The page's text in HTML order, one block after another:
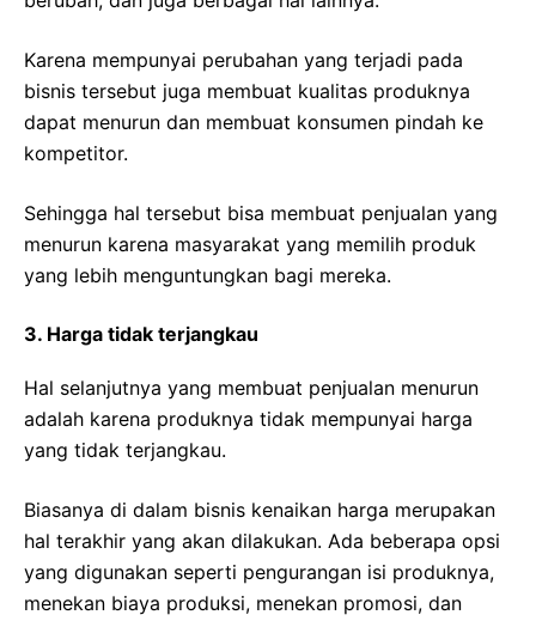
Karena mempunyai perubahan yang terjadi pada
bisnis tersebut juga membuat kualitas produknya
dapat menurun dan membuat konsumen pindah ke
kompetitor.
Sehingga hal tersebut bisa membuat penjualan yang
menurun karena masyarakat yang memilih produk
yang lebih menguntungkan bagi mereka.
3. Harga tidak terjangkau
Hal selanjutnya yang membuat penjualan menurun
adalah karena produknya tidak mempunyai harga
yang tidak terjangkau.
Biasanya di dalam bisnis kenaikan harga merupakan
hal terakhir yang akan dilakukan. Ada beberapa opsi
yang digunakan seperti pengurangan isi produknya,
menekan biaya produksi, menekan promosi, dan